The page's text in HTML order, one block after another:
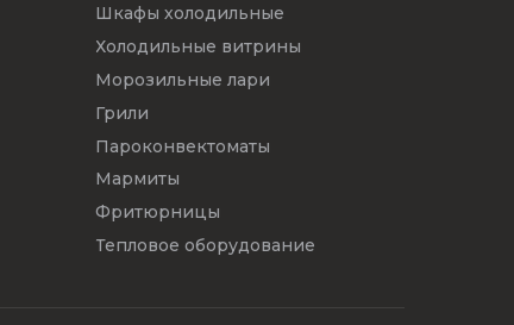
Мармиты
Пароконвектоматы
Тепловое оборудование
Фритюрницы
Грили
Морозильные лари
Холодильные витрины
Шкафы холодильные